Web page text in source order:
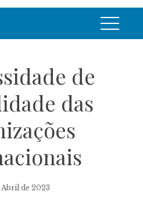
de
das
Abril de 2023